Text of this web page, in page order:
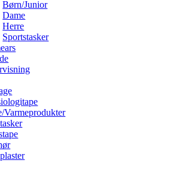
Børn/Junior
Dame
Herre
Sportstasker
Varmeprodukter